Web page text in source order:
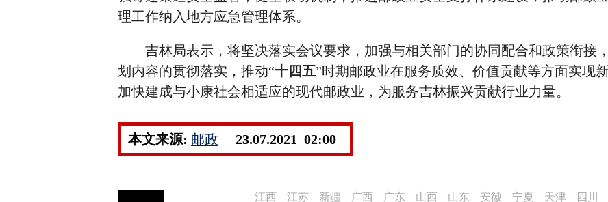
理工作纳入地方应急管理体系。
吉林局表示，将坚决落实会议要求，加强与相关部门的协同配合和政策衔接
划内容的贯彻落实，推动“十四五”时期邮政业在服务质效、价值贡献等方面实现
加快建成与小康社会相适应的现代邮政业，为服务吉林振兴贡献行业力量。
本文来源: 邮政 23.07.2021 02:00
四川
天津
宁夏
安徽
山东
山西
广东
广西
新疆
江苏
江西